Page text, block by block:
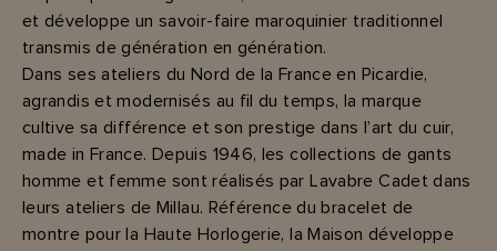
et développe un savoir-faire maroquinier traditionnel
transmis de génération en génération.
Dans ses ateliers du Nord de la France en Picardie,
agrandis et modernisés au fil du temps, la marque
cultive sa différence et son prestige dans l’art du cuir,
made in France. Depuis 1946, les collections de gants
homme et femme sont réalisés par Lavabre Cadet dans
leurs ateliers de Millau. Référence du bracelet de
montre pour la Haute Horlogerie, la Maison développe